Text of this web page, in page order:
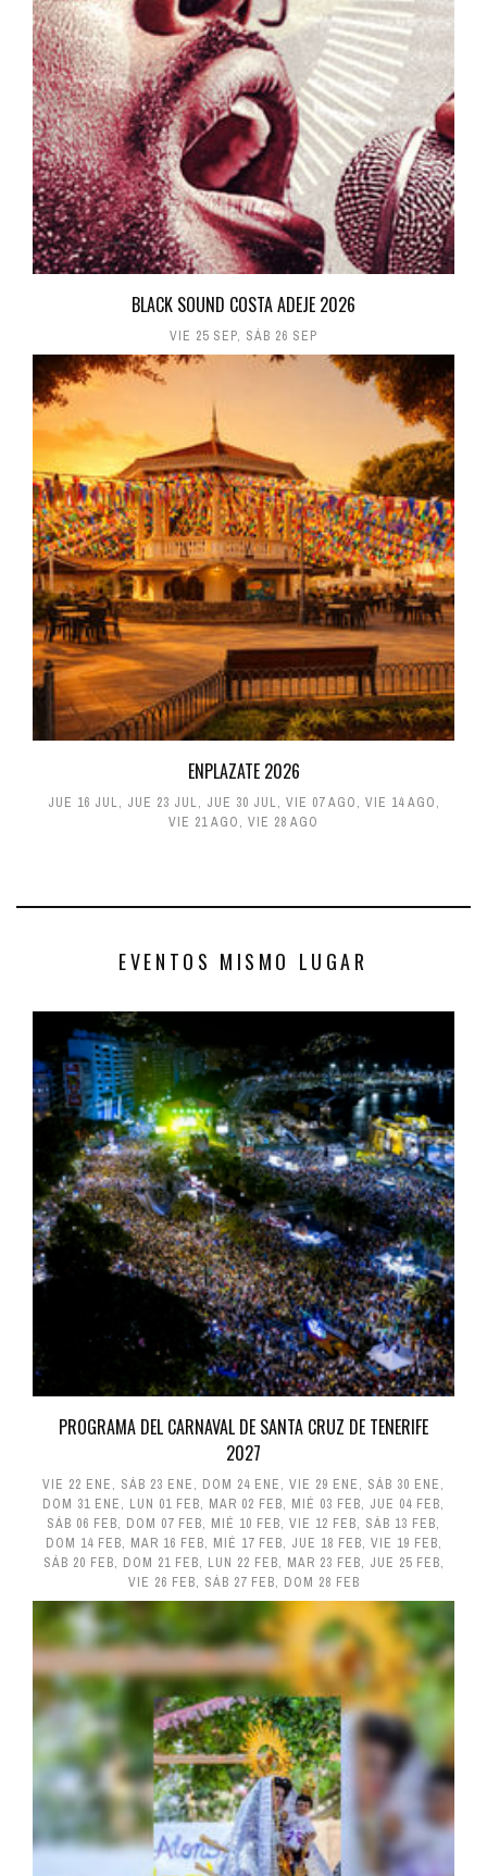
BLACK SOUND COSTA ADEJE 2026
VIE 25 SEP, SÁB 26 SEP
ENPLAZATE 2026
JUE 16 JUL, JUE 23 JUL, JUE 30 JUL, VIE 07 AGO, VIE 14 AGO,
VIE 21 AGO, VIE 28 AGO
EVENTOS MISMO LUGAR
PROGRAMA DEL CARNAVAL DE SANTA CRUZ DE TENERIFE
2027
VIE 22 ENE, SÁB 23 ENE, DOM 24 ENE, VIE 29 ENE, SÁB 30 ENE,
DOM 31 ENE, LUN 01 FEB, MAR 02 FEB, MIÉ 03 FEB, JUE 04 FEB,
SÁB 06 FEB, DOM 07 FEB, MIÉ 10 FEB, VIE 12 FEB, SÁB 13 FEB,
DOM 14 FEB, MAR 16 FEB, MIÉ 17 FEB, JUE 18 FEB, VIE 19 FEB,
SÁB 20 FEB, DOM 21 FEB, LUN 22 FEB, MAR 23 FEB, JUE 25 FEB,
VIE 26 FEB, SÁB 27 FEB, DOM 28 FEB